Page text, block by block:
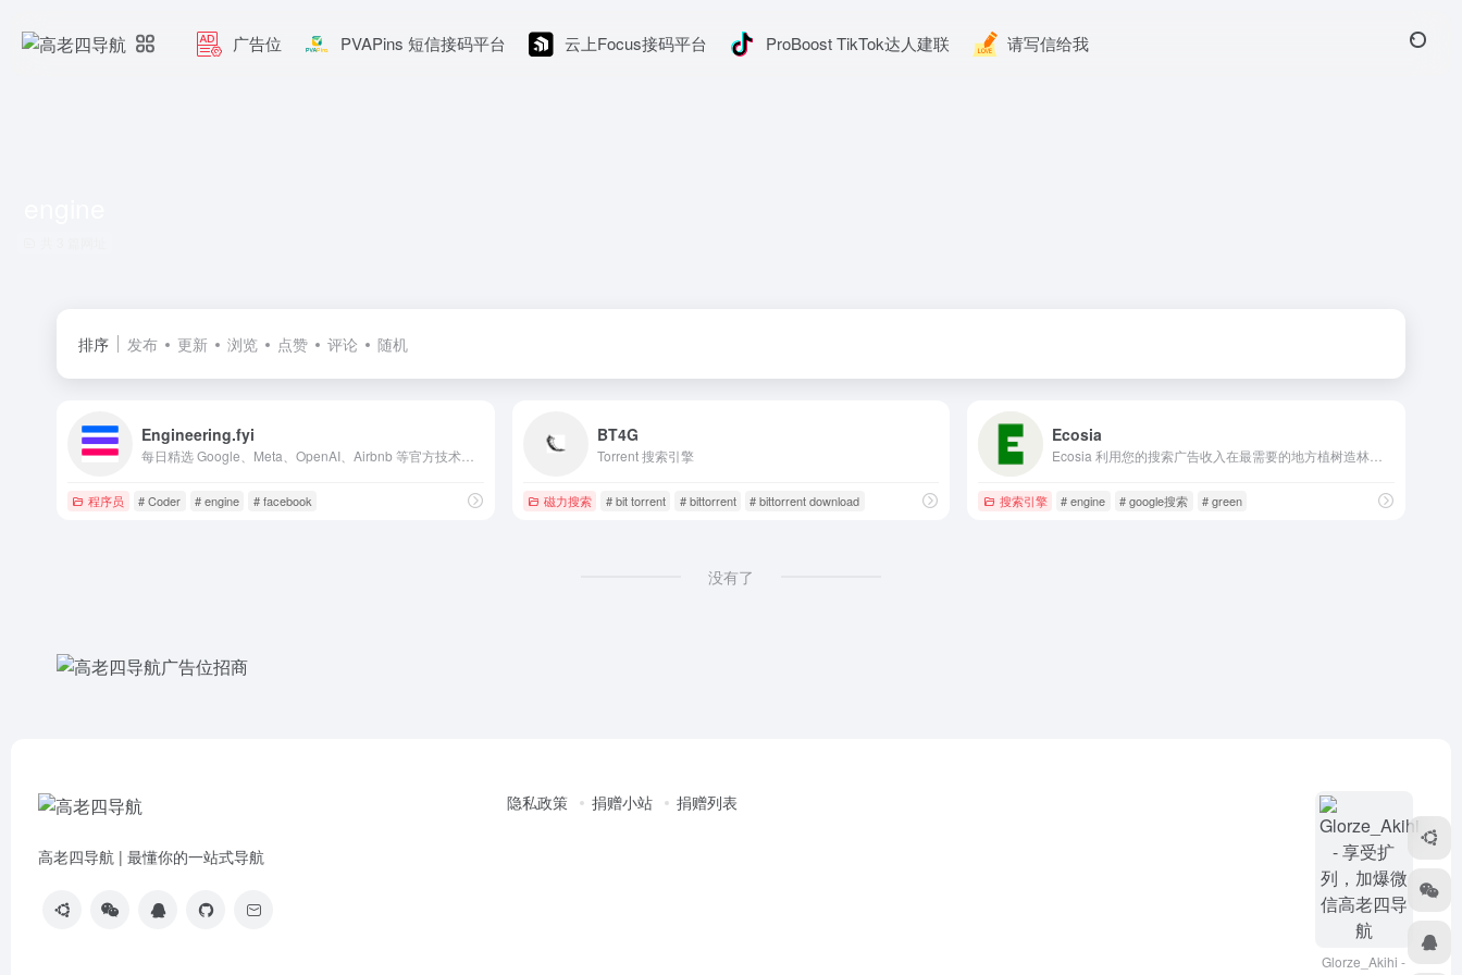
广告位 PVAPins 短信接码平台 云上Focus接码平台 ProBoost TikTok达人建联 请写信给我
排序 发布 更新 浏览 点赞 评论 随机
Engineering.fyi
程序员 # Coder # engine # facebook
BT4G
Torrent 搜索引擎
磁力搜索 # bit torrent # bittorrent # bittorrent download
Ecosia
搜索引擎 # engine # google搜索 # green
没有了
高老四导航 | 最懂你的一站式导航
隐私政策 捐赠小站 捐赠列表
Glorze_Akihi -